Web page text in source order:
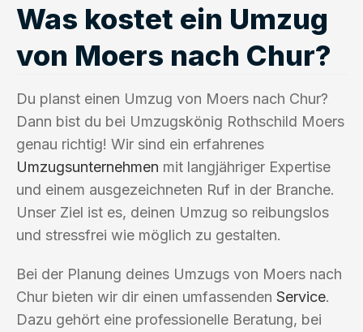
Was kostet ein Umzug
von Moers nach Chur?
Du planst einen Umzug von Moers nach Chur?
Dann bist du bei Umzugskönig Rothschild Moers
genau richtig! Wir sind ein erfahrenes
Umzugsunternehmen mit langjähriger Expertise
und einem ausgezeichneten Ruf in der Branche.
Unser Ziel ist es, deinen Umzug so reibungslos
und stressfrei wie möglich zu gestalten.
Bei der Planung deines Umzugs von Moers nach
Chur bieten wir dir einen umfassenden Service.
Dazu gehört eine professionelle Beratung, bei